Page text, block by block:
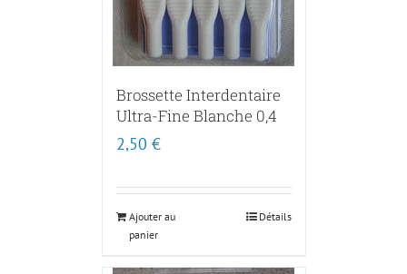
Brossette Interdentaire
Ultra-Fine Blanche 0,4
2,50 €
Ajouter au
panier
Détails